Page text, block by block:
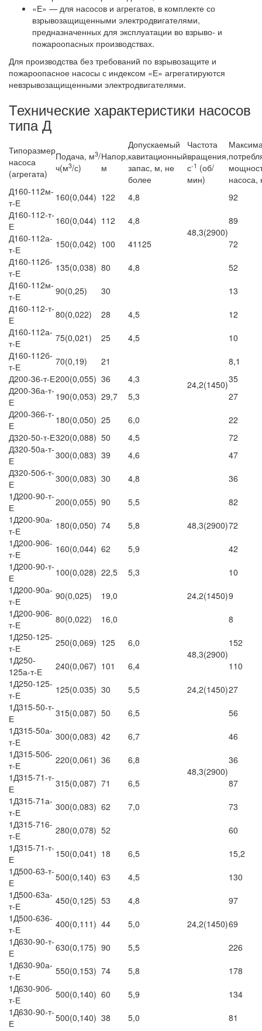
«Е» — для насосов и агрегатов, в комплекте со
взрывозащищенными электродвигателями,
предназначенных для эксплуатации во взрыво- и
пожароопасных производствах.
Для производства без требований по взрывозащите и
пожароопасное насосы с индексом «Е» агрегатируются
невзрывозащищенными электродвигателями.
Технические характеристики насосов
типа Д
Типоразмер
насоса
(агрегата)
Подача, м3/
ч(м3/с)
Напор,
м
Допускаемый
кавитационный
запас, м, не
более
Частота
вращения,
с-1 (об/
мин)
насоса,
Д160-112м-
т-Е
160(0,044) 122 4,8
48,3(2900)
92
Д160-112-т-
Е
160(0,044) 112 4,8
89
Д160-112а-
т-Е
150(0,042) 100 41125
72
Д160-112б-
т-Е
135(0,038) 80 4,8
52
Д160-112м-
т-Е
90(0,25) 30
24,2(1450)
13
Д160-112-т-
Е
80(0,022) 28 4,5
12
Д160-112а-
т-Е
75(0,021) 25 4,5
10
Д160-112б-
т-Е
70(0,19) 21
8,1
Д200-36-т-Е200(0,055) 36 4,3
35
Д200-36а-т-
Е
190(0,053) 29,7 5,3
27
Д200-366-т-
Е
180(0,050) 25 6,0
22
Д320-50-т-Е320(0,088) 50 4,5
72
Д320-50а-т-
Е
300(0,083) 39 4,6
47
Д320-50б-т-
Е
300(0,083) 30 4,8
36
1Д200-90-т-
Е
200(0,055) 90
5,5
48,3(2900)
82
1Д200-90а-
т-Е
180(0,050) 74 5,8
72
1Д200-906-
т-Е
160(0,044) 62 5,9
42
1Д200-90-т-
Е
100(0,028) 22,5
5,3
24,2(1450)
10
1Д200-90а-
т-Е
90(0,025) 19,0
9
1Д200-906-
т-Е
80(0,022) 16,0
8
1Д250-125-
т-Е
250(0,069) 125
6,0
48,3(2900)
152
1Д250-
125а-т-Е
240(0,067) 101 6,4
110
1Д250-125-
т-Е
125(0.035) 30 5,5 24,2(1450)27
1Д315-50-т-
Е
315(0,087) 50 6,5
48,3(2900)
56
1Д315-50а-
т-Е
300(0,083) 42 6,7
46
1Д315-50б-
т-Е
220(0,061) 36 6,8
36
1Д315-71-т-
Е
315(0,087) 71 6,5
87
1Д315-71а-
т-Е
300(0,083) 62 7,0
73
1Д315-716-
т-Е
280(0,078) 52
60
1Д315-71-т-
Е
150(0,041) 18 6,5
24,2(1450)
15,2
1Д500-63-т-
Е
500(0,140) 63 4,5
130
1Д500-63а-
т-Е
450(0,125) 53 4,8
97
1Д500-636-
т-Е
400(0,111) 44 5,0
69
1Д630-90-т-
Е
630(0,175) 90 5,5
226
1Д630-90а-
т-Е
550(0,153) 74 5,8
178
1Д630-90б-
т-Е
500(0,140) 60 5,9
134
1Д630-90-т-
Е
500(0,140) 38
5,0
81